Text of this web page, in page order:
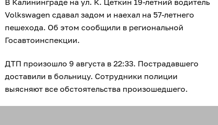
В Калининграде на ул. К. Цеткин 19-летний водитель
Volkswagen сдавал задом и наехал на 57-летнего
пешехода. Об этом сообщили в региональной
Госавтоинспекции.
ДТП произошло 9 августа в 22:33. Пострадавшего
доставили в больницу. Сотрудники полиции
выясняют все обстоятельства произошедшего.